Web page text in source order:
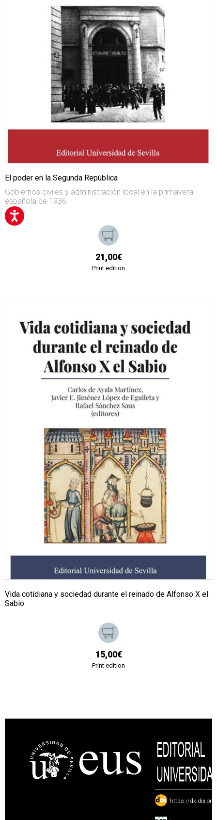
El poder en la Segunda República
Gobiernos civiles y administración local en la primavera
española de 1936
21,00€
Print edition
Vida cotidiana y sociedad durante el reinado de Alfonso X el
Sabio
15,00€
Print edition
: https://